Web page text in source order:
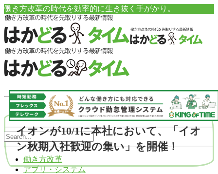
働き方改革の時代を効率的に生き抜く手がかり。
働き方改革
アプリ・システム
イオンが10/1に本社において、「イオ
ン秋期入社歓迎の集い」を開催！